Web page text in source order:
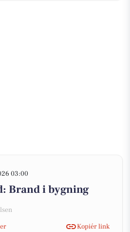
03:00
Brand i bygning
Kopiér link